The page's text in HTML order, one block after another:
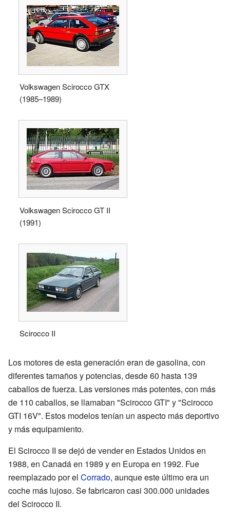
Volkswagen Scirocco GTX
(1985–1989)
Volkswagen Scirocco GT II
(1991)
Scirocco II
Los motores de esta generación eran de gasolina, con
diferentes tamaños y potencias, desde 60 hasta 139
caballos de fuerza. Las versiones más potentes, con más
de 110 caballos, se llamaban "Scirocco GTI" y "Scirocco
GTI 16V". Estos modelos tenían un aspecto más deportivo
y más equipamiento.
El Scirocco II se dejó de vender en Estados Unidos en
1988, en Canadá en 1989 y en Europa en 1992. Fue
reemplazado por el Corrado, aunque este último era un
coche más lujoso. Se fabricaron casi 300.000 unidades
del Scirocco II.